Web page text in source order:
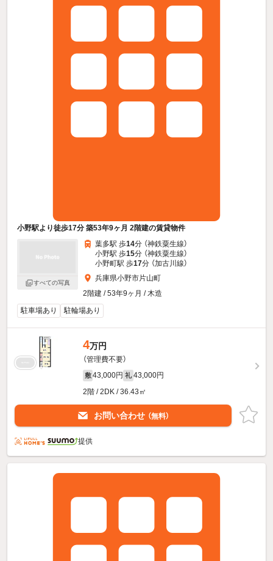
小野駅より徒歩17分 築53年9ヶ月 2階建の賃貸物件
すべての写真
葉多駅 歩14分 （神鉄粟生線）
小野駅 歩15分 （神鉄粟生線）
小野町駅 歩17分 （加古川線）
兵庫県小野市片山町
2階建 / 53年9ヶ月 / 木造
駐車場あり
駐輪場あり
4万円
（管理費不要）
敷 43,000円 礼 43,000円
2階 / 2DK / 36.43㎡
お問い合わせ （無料）
提供